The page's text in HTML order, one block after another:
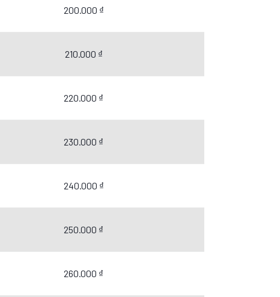
200.000 ₫
210.000 ₫
220.000 ₫
230.000 ₫
240.000 ₫
250.000 ₫
260.000 ₫